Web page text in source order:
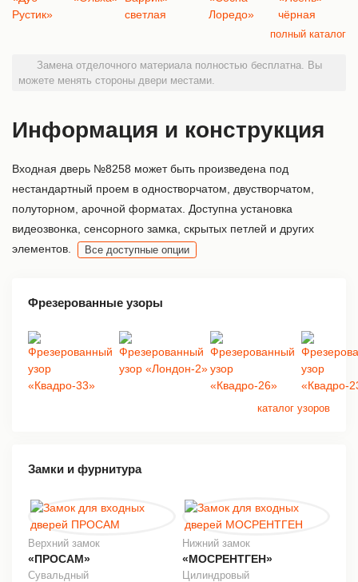
полный каталог
Замена отделочного материала полностью бесплатна. Вы
можете менять стороны двери местами.
Информация и конструкция
Входная дверь №8258 может быть произведена под
нестандартный проем в одностворчатом, двустворчатом,
полуторном, арочной форматах. Доступна установка
видеозвонка, сенсорного замка, скрытых петлей и других
элементов.
Все доступные опции
Фрезерованные узоры
каталог узоров
Замки и фурнитура
Верхний замок
«ПРОСАМ»
Сувальдный
Нижний замок
«МОСРЕНТГЕН»
Цилиндровый